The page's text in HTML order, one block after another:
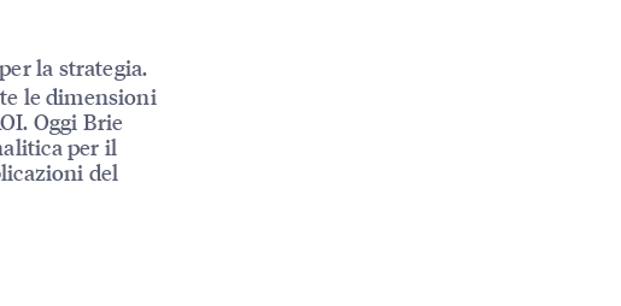
la strategia.
le dimensioni
Oggi Brie
per il
del